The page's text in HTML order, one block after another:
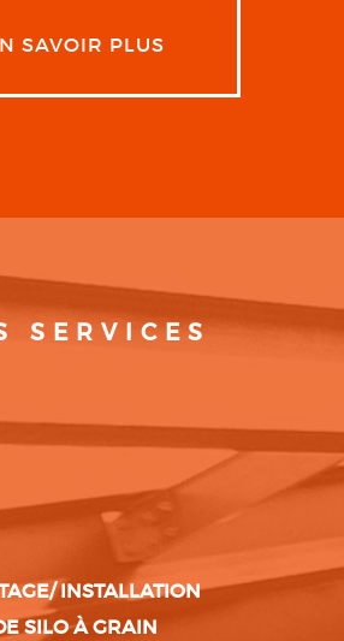
SAVOIR PLUS
SERVICES
INSTALLATION
SILO À GRAIN